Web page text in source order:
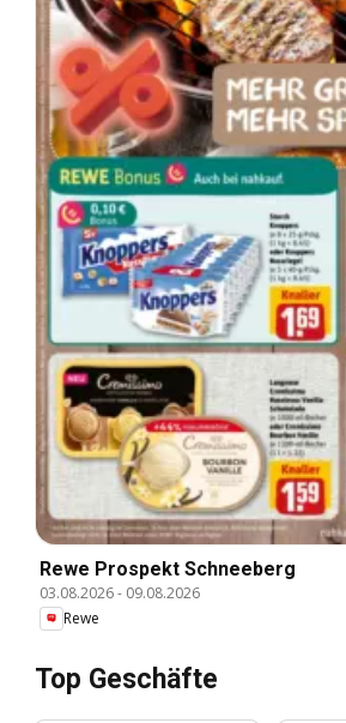
Rewe Prospekt Schneeberg
03.08.2026- 09.08.2026
Rewe
Top Geschäfte